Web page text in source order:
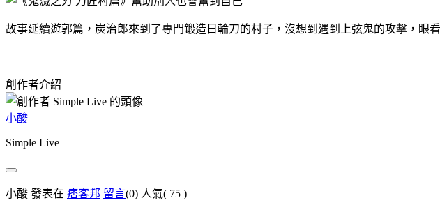
故事延續遊郭篇，炭治郎來到了專門鍛造日輪刀的村子，沒想到遇到上弦鬼的攻擊，
創作者介紹
小酸
Simple Live
小酸 發表在 痞客邦 留言(0) 人氣( 75 )